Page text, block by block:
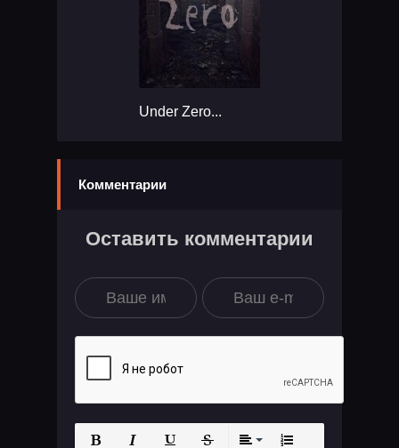
Under Zero...
Комментарии
Оставить комментарии